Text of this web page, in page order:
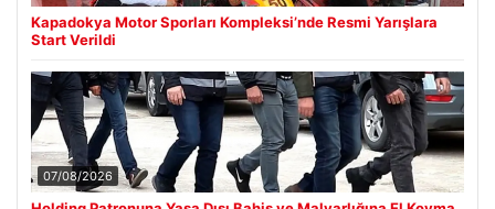
Kapadokya Motor Sporları Kompleksi’nde Resmi Yarışlara
Start Verildi
07/08/2026